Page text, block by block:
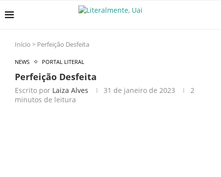
Início > Perfeição Desfeita
NEWS PORTAL LITERAL
Perfeição Desfeita
Escrito por Laiza Alves 31 de janeiro de 2023
2
minutos de leitura